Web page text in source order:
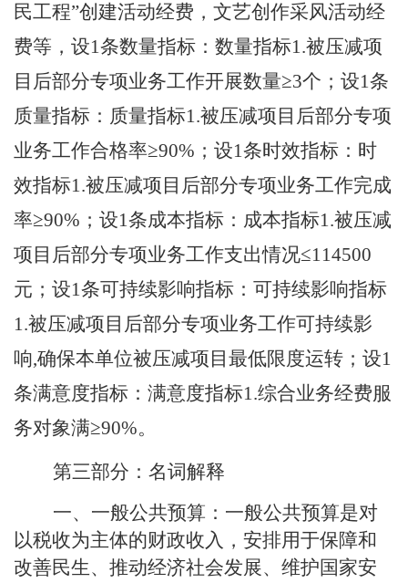
民工程”创建活动经费，文艺创作采风活动经
费等，设1条数量指标：数量指标1.被压减项
目后部分专项业务工作开展数量≥3个；设1条
质量指标：质量指标1.被压减项目后部分专项
业务工作合格率≥90%；设1条时效指标：时
效指标1.被压减项目后部分专项业务工作完成
率≥90%；设1条成本指标：成本指标1.被压减
项目后部分专项业务工作支出情况≤114500
元；设1条可持续影响指标：可持续影响指标
1.被压减项目后部分专项业务工作可持续影
响,确保本单位被压减项目最低限度运转；设1
条满意度指标：满意度指标1.综合业务经费服
务对象满≥90%。
第三部分：名词解释
一、一般公共预算： 一般公共预算是对
以税收为主体的财政收入，安排用于保障和
改善民生、推动经济社会发展、维护国家安